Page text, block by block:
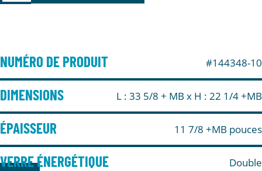
NUMÉRO DE PRODUIT #144348-10
DIMENSIONS L : 33 5/8 + MB x H : 22 1/4 +MB
ÉPAISSEUR 11 7/8 +MB pouces
VERRE ÉNERGÉTIQUE Double